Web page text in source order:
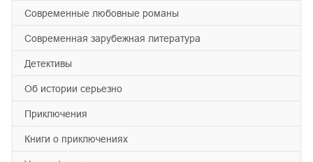
современные любовные романы
современная зарубежная литература
детективы
об истории серьезно
приключения
книги о приключениях